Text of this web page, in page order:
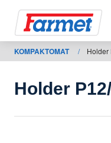
shop
KOMPAKTOMAT / Holder
Holder